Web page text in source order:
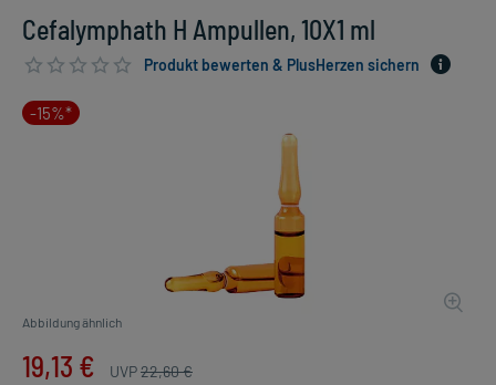
Cefalymphath H Ampullen, 10X1 ml
Produkt bewerten & PlusHerzen sichern
-15%*
Abbildung ähnlich
19,13 € UVP22,60 €